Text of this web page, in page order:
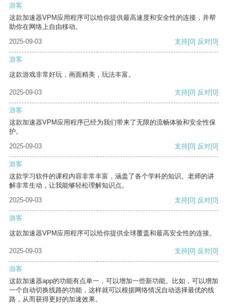
游客
这款加速器VPM应用程序可以给你提供最高速度和安全性的连接，并帮
助你在网络上自由移动。
2025-09-03
支持[0] 反对[0]
游客
这款游戏非常好玩，画面精美，玩法丰富。
2025-09-03 支持[0] 反对[0]
游客
这款加速器VPM应用程序已经为我们带来了无限的流畅体验和安全性保
护。
2025-09-03
支持[0] 反对[0]
游客
这款学习软件的课程内容非常丰富，涵盖了各个学科的知识。老师的讲
解非常生动，让我能够轻松理解知识点。
2025-09-03
支持[0] 反对[0]
游客
这款加速器VPM应用程序可以给你提供全球覆盖和最高安全性的连接。
2025-09-03 支持[0] 反对[0]
游客
这款加速器app的功能有点单一，可以增加一些新功能。比如，可以增加
一个自动切换线路的功能，这样就可以根据网络情况自动选择最优的线
路，从而获得更好的加速效果。